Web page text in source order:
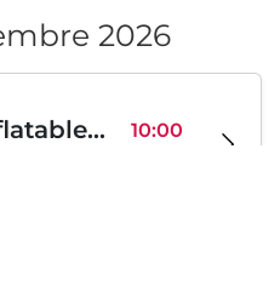
2026
Legion Inflatable Family Run - Sofia 10:00